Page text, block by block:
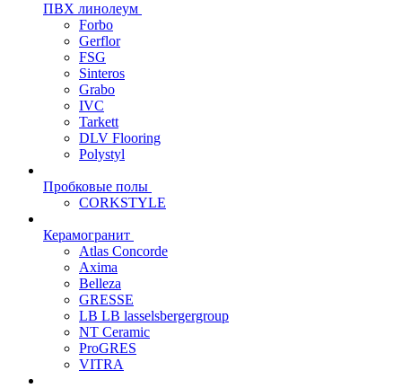
ПВХ линолеум
Forbo
Gerflor
FSG
Sinteros
Grabo
IVC
Tarkett
DLV Flooring
Polystyl
Пробковые полы
CORKSTYLE
Керамогранит
Atlas Concorde
Axima
Belleza
GRESSE
LB LB lasselsbergergroup
NT Ceramic
ProGRES
VITRA